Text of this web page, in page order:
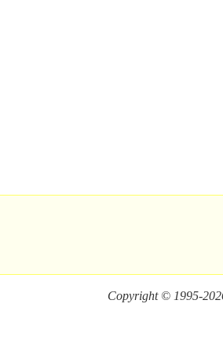
Copyright © 1995-